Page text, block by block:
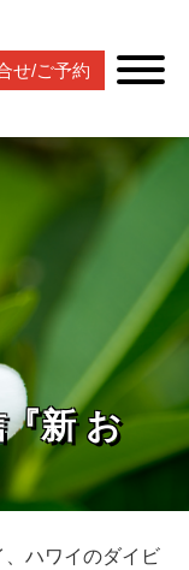
せ/ご予約
新 お
、ハワイのダイビ